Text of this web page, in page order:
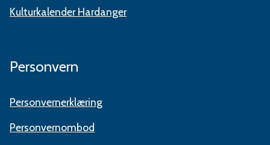
Kulturkalender Hardanger
Personvern
Personvernerklæring
Personvernombod